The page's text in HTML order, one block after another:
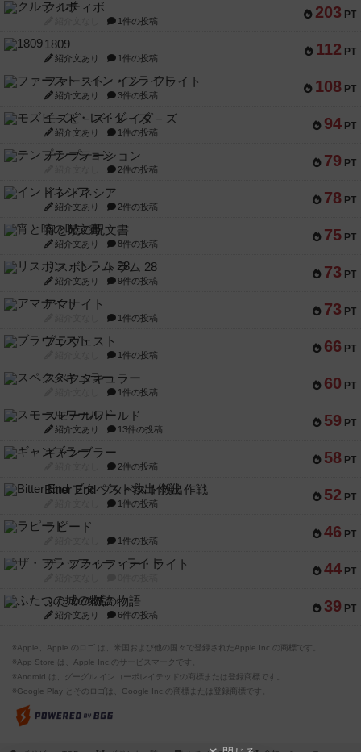
203 PT
クルティボ
1件の投稿
112 PT
1809
紹介文あり 1件の投稿
108 PT
ファースト・イン・フライト
紹介文あり 3件の投稿
94 PT
モズビ－ズ・レイダ－ズ
紹介文あり 1件の投稿
79 PT
テンプテーション
2件の投稿
78 PT
インドネシア
紹介文あり 2件の投稿
75 PT
宵と暁の呪文書
紹介文あり 8件の投稿
73 PT
リスボン・トラム 28
紹介文あり 9件の投稿
73 PT
アマナイト
1件の投稿
66 PT
ブラヴェスト
1件の投稿
60 PT
スペクタキュラー
1件の投稿
59 PT
スモールワールド
紹介文あり 13件の投稿
58 PT
ギャンブラー
2件の投稿
52 PT
Bitter End ブタペスト救出作戦
1件の投稿
46 PT
ラピード
1件の投稿
44 PT
ザ・フラッフィー・ライト
39 PT
ふたつの城の物語
紹介文あり 6件の投稿
※Apple、Apple のロゴ は、米国および他の国々で登録されたApple Inc.の商標です。
※App Store は、Apple Inc.のサービスマークです。
※Android は、グーグル インコーポレイテッドの商標または登録商標です。
※Google Play とそのロゴは、Google Inc.の商標または登録商標です。